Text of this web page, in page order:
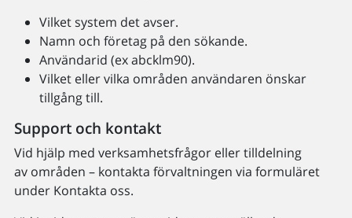
Vilket system det avser.
Namn och företag på den sökande.
Användarid (ex abcklm90).
Vilket eller vilka områden användaren önskar
tillgång till.
Support och kontakt
Vid hjälp med verksamhetsfrågor eller tilldelning
av områden – kontakta förvaltningen via formuläret
under Kontakta oss.